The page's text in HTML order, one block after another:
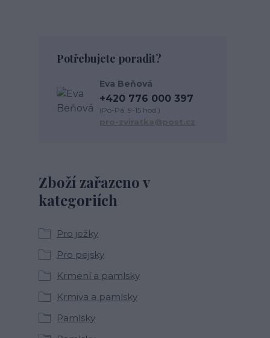
Zboží zařazeno v
kategoriích
Pro ježky
Pro pejsky
Krmení a pamlsky
Krmiva a pamlsky
Pamlsky
Potřebujete poradit?
Eva Beňová
+420 776 000 397
(Po-Pá, 9-15 hod.)
pro-zviratka@post.cz